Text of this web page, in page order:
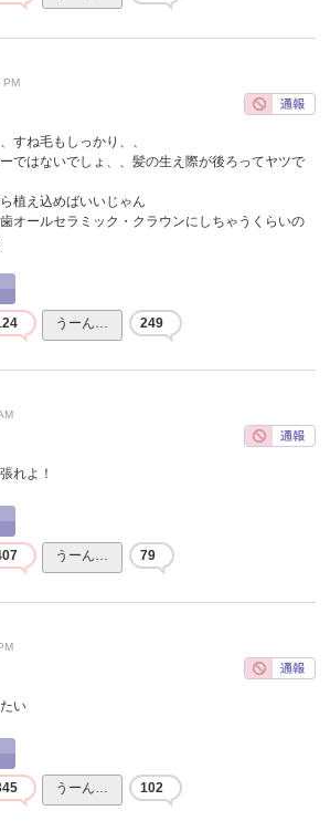
PM
すね毛もしっかり、、
ではないでしょ、、髪の生え際が後ろってヤツで
植え込めばいいじゃん
オールセラミック・クラウンにしちゃうくらいの
うーん… 249
れよ！
うーん… 79
い
うーん… 102